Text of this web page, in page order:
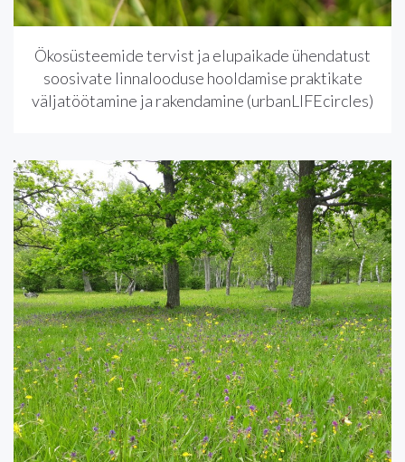
Ökosüsteemide tervist ja elupaikade ühendatust
soosivate linnalooduse hooldamise praktikate
väljatöötamine ja rakendamine (urbanLIFEcircles)